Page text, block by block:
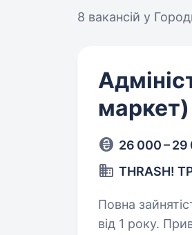
8 вакансій у
маркет)
26 000 – 29
THRASH!
Повна
від 1 року. Привіт! Ми українська мережа продовольчих магазинів